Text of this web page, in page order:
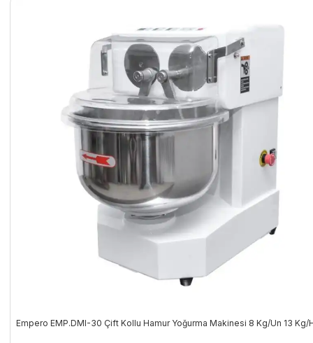
Empero EMP.DMI-30 Çift Kollu Hamur Yoğurma Makinesi 8 Kg/Un 13 Kg/